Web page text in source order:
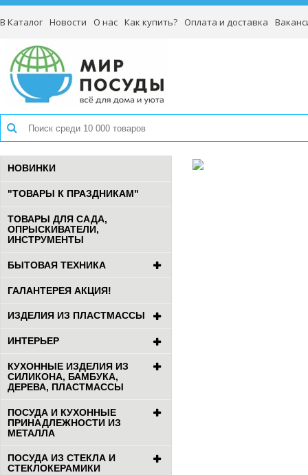
В Каталог Новости О нас Как купить? Оплата и доставка
НОВИНКИ
"ТОВАРЫ К ПРАЗДНИКАМ"
ТОВАРЫ ДЛЯ САДА,
ОПРЫСКИВАТЕЛИ,
ИНСТРУМЕНТЫ
БЫТОВАЯ ТЕХНИКА
ГАЛАНТЕРЕЯ АКЦИЯ!
ИЗДЕЛИЯ ИЗ ПЛАСТМАССЫ
ИНТЕРЬЕР
КУХОННЫЕ ИЗДЕЛИЯ ИЗ
СИЛИКОНА, БАМБУКА,
ДЕРЕВА, ПЛАСТМАССЫ
ПОСУДА И КУХОННЫЕ
ПРИНАДЛЕЖНОСТИ ИЗ
МЕТАЛЛА
ПОСУДА ИЗ СТЕКЛА И
СТЕКЛОКЕРАМИКИ